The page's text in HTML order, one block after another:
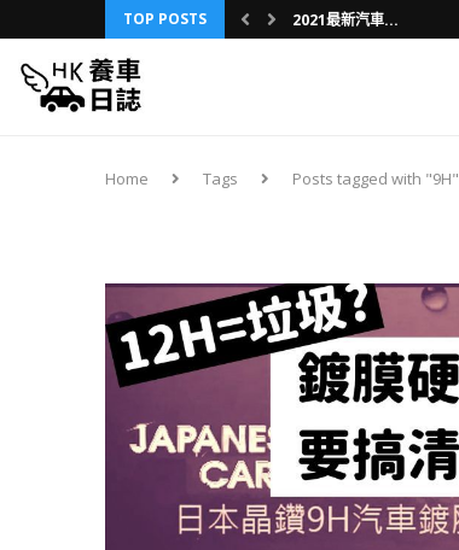
TOP POSTS
2021最新汽車...
Home Tags Posts tagged with "9H"